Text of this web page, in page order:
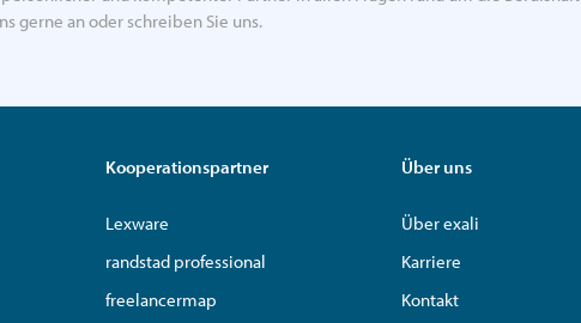
gerne an oder schreiben Sie uns.
Kooperationspartner
Lexware
randstad professional
freelancermap
Über uns
Über exali
Karriere
Kontakt